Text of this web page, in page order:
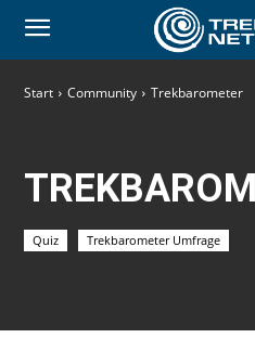
Start Community Trekbarometer
Quiz Trekbarometer Umfrage